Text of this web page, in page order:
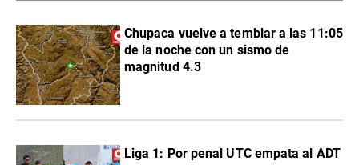
Chupaca vuelve a temblar a las 11:05
de la noche con un sismo de
magnitud 4.3
Liga 1: Por penal UTC empata al ADT